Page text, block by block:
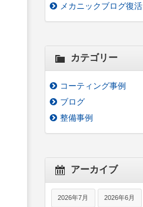
メカニックブログ復活
カテゴリー
コーティング事例
ブログ
整備事例
アーカイブ
2026年7月 2026年6月